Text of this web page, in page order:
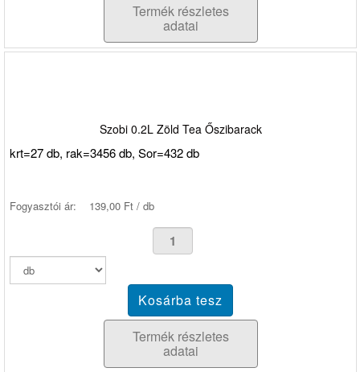
Termék részletes
adatai
Szobi 0.2L Zöld Tea Őszibarack
krt=27 db, rak=3456 db, Sor=432 db
Fogyasztói ár: 139,00 Ft / db
Termék részletes
adatai